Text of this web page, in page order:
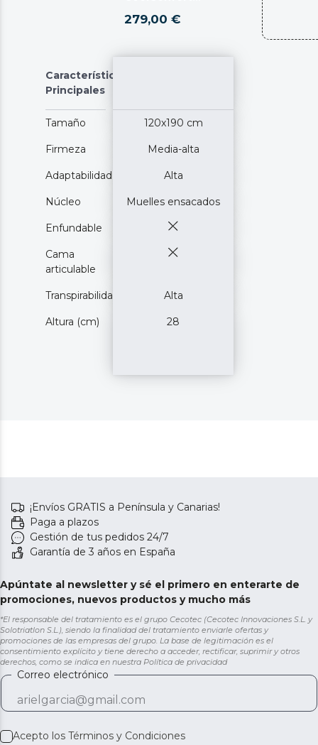
279,00 €
Características
Principales
Tamaño 120x190 cm
Firmeza Media-alta
Adaptabilidad Alta
Núcleo Muelles ensacados
Enfundable
Cama
articulable
Transpirabilidad Alta
Altura (cm) 28
¡Envíos GRATIS a Península y Canarias!
Paga a plazos
Gestión de tus pedidos 24/7
Garantía de 3 años en España
Apúntate al newsletter y sé el primero en enterarte de
promociones, nuevos productos y mucho más
*El responsable del tratamiento es el grupo Cecotec (Cecotec Innovaciones S.L. y
Solotriatlon S.L.), siendo la finalidad del tratamiento enviarle ofertas y
promociones de las empresas del grupo. La base de legitimación es el
consentimiento explícito y tiene derecho a acceder, rectificar, suprimir y otros
derechos, como se indica en nuestra Política de privacidad
Correo electrónico
Acepto los Términos y Condiciones